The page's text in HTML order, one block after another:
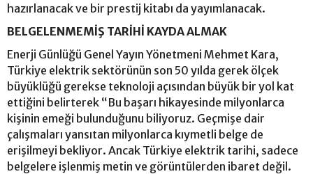
hazırlanacak ve bir prestij kitabı da yayımlanacak.
BELGELENMEMİŞ TARİHİ KAYDA ALMAK
Enerji Günlüğü Genel Yayın Yönetmeni Mehmet Kara,
Türkiye elektrik sektörünün son 50 yılda gerek ölçek
büyüklüğü gerekse teknoloji açısından büyük bir yol kat
ettiğini belirterek “Bu başarı hikayesinde milyonlarca
kişinin emeği bulunduğunu biliyoruz. Geçmişe dair
çalışmaları yansıtan milyonlarca kıymetli belge de
erişilmeyi bekliyor. Ancak Türkiye elektrik tarihi, sadece
belgelere işlenmiş metin ve görüntülerden ibaret değil.